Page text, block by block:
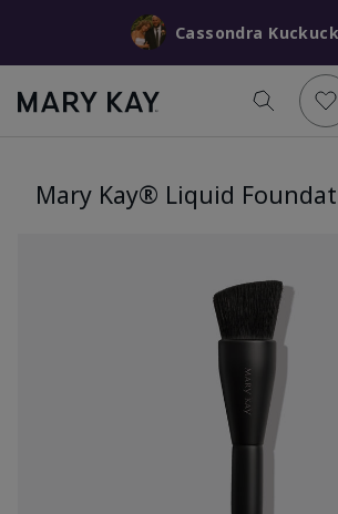
Cassondra Kuckuck
Mary Kay® Liquid